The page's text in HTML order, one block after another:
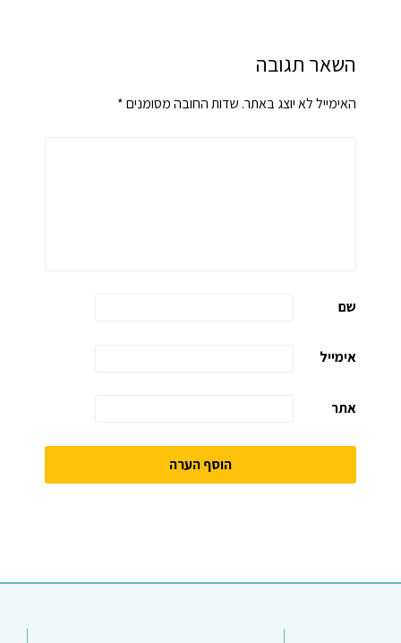
השאר תגובה
האימייל לא יוצג באתר. שדות החובה מסומנים*
שם
אימייל
אתר